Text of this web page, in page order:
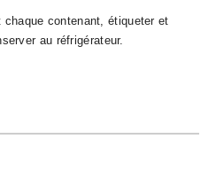
chaque contenant, étiqueter et
au réfrigérateur.